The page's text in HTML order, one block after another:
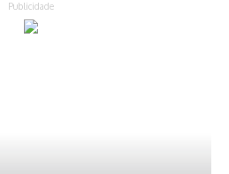
Publicidade